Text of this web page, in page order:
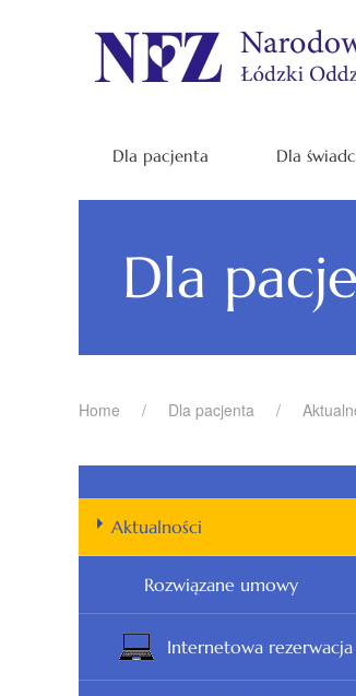
Dla pacjenta Dla
Dla
Home Dla pacjenta
Aktualności
Rozwiązane umowy
Internetowa